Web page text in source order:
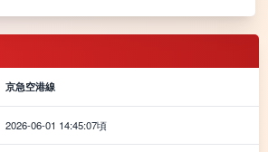
京急空港線
2026-06-01 14:45:07頃